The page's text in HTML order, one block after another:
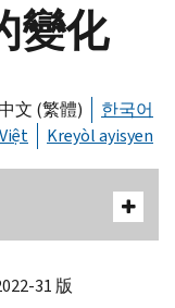
變化
文 (繁體)
한국어
Kreyòl ayisyen
31 版